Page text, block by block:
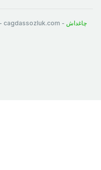
cagdassozluk.com - چاغداش